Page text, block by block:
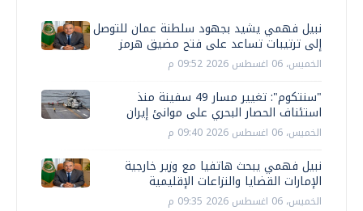
نبيل فهمي يشيد بجهود سلطنة عمان للتوصل
إلى ترتيبات تساعد على فتح مضيق هرمز
الخميس، 06 اغسطس 2026 09:52 م
"سنتكوم": تغيير مسار 49 سفينة منذ
استئناف الحصار البحري على موانئ إيران
الخميس، 06 اغسطس 2026 09:40 م
نبيل فهمي يبحث هاتفيا مع وزير خارجية
الإمارات القضايا والنزاعات الإقليمية
الخميس، 06 اغسطس 2026 09:35 م